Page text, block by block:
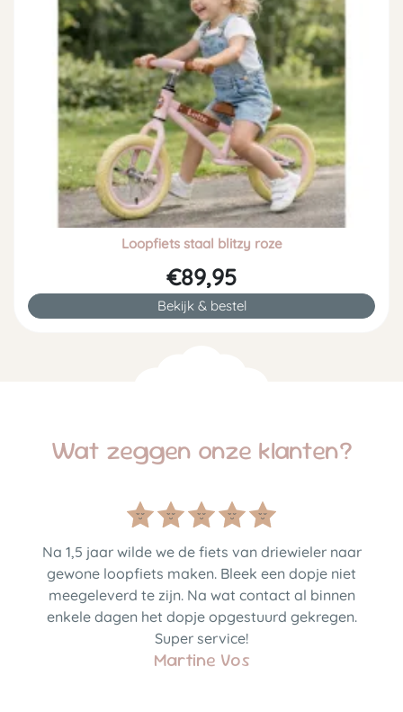
Loopfiets staal blitzy roze
€89,95
Bekijk & bestel
Wat zeggen onze klanten?
Na 1,5 jaar wilde we de fiets van driewieler naar
gewone loopfiets maken. Bleek een dopje niet
meegeleverd te zijn. Na wat contact al binnen
enkele dagen het dopje opgestuurd gekregen.
Super service!
Martine Vos